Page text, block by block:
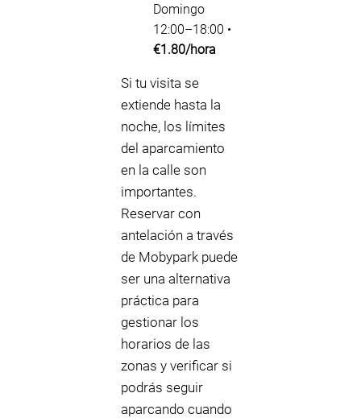
Domingo
12:00–18:00 •
€1.80/hora
Si tu visita se
extiende hasta la
noche, los límites
del aparcamiento
en la calle son
importantes.
Reservar con
antelación a través
de Mobypark puede
ser una alternativa
práctica para
gestionar los
horarios de las
zonas y verificar si
podrás seguir
aparcando cuando